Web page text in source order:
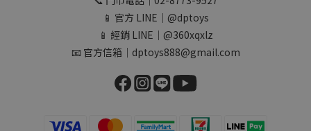
📱 官方 LINE｜@dptoys
📱 經銷 LINE｜@360xqxlz
📧 官方信箱｜dptoys888@gmail.com